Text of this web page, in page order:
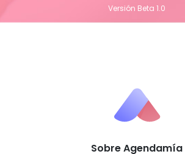
Versión Beta 1.0
Sobre Agendamía